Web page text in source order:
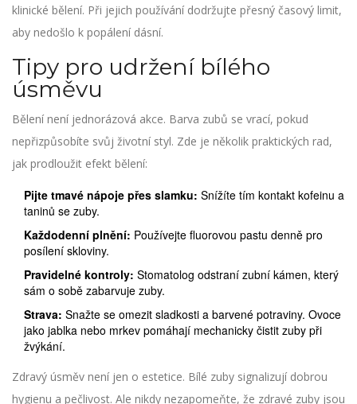
klinické bělení. Při jejich používání dodržujte přesný časový limit,
aby nedošlo k popálení dásní.
Tipy pro udržení bílého
úsměvu
Bělení není jednorázová akce. Barva zubů se vrací, pokud
nepřizpůsobíte svůj životní styl. Zde je několik praktických rad,
jak prodloužit efekt bělení:
Pijte tmavé nápoje přes slamku: Snížíte tím kontakt kofeinu a
taninů se zuby.
Každodenní plnění: Používejte fluorovou pastu denně pro
posílení skloviny.
Pravidelné kontroly: Stomatolog odstraní zubní kámen, který
sám o sobě zabarvuje zuby.
Strava: Snažte se omezit sladkosti a barvené potraviny. Ovoce
jako jablka nebo mrkev pomáhají mechanicky čistit zuby při
žvýkání.
Zdravý úsměv není jen o estetice. Bílé zuby signalizují dobrou
hygienu a pečlivost. Ale nikdy nezapomeňte, že zdravé zuby jsou